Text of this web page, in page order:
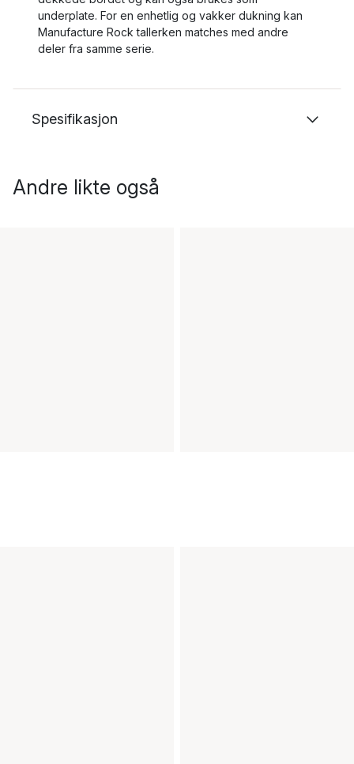
underplate. For en enhetlig og vakker dukning kan
Manufacture Rock tallerken matches med andre
deler fra samme serie.
Spesifikasjon
Andre likte også